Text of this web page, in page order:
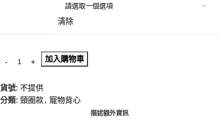
清除
加入購物車
貨號: 不提供
分類: 頸圈款, 寵物背心
描述額外資訊